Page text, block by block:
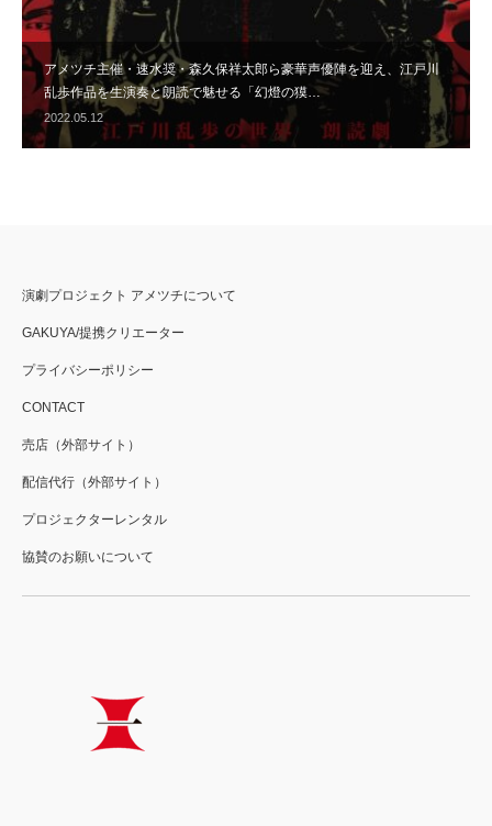
アメツチ主催・速水奨・森久保祥太郎ら豪華声優陣を迎え、江戸川
乱歩作品を生演奏と朗読で魅せる「幻燈の獏…
2022.05.12
演劇プロジェクト アメツチについて
GAKUYA/提携クリエーター
プライバシーポリシー
CONTACT
売店（外部サイト）
配信代行（外部サイト）
プロジェクターレンタル
協賛のお願いについて